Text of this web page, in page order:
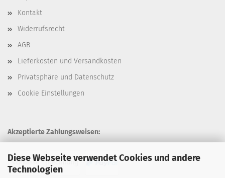
Diese Webseite verwendet Cookies und andere
Technologien
Kontakt
Widerrufsrecht
AGB
Lieferkosten und Versandkosten
Privatsphäre und Datenschutz
Cookie Einstellungen
Akzeptierte Zahlungsweisen: